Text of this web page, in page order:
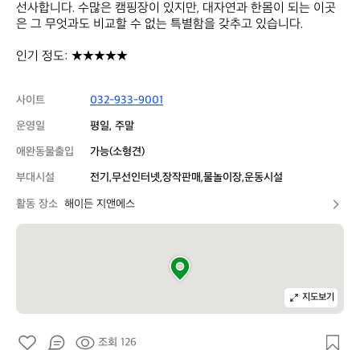
선사합니다. 수많은 캠핑장이 있지만, 대자연과 한몸이 되는 이곳
은 그 무엇과도 비교할 수 없는 특별함을 갖추고 있습니다.
인기 정도: ★★★★★
사이트
032-933-9001
운영일
평일, 주말
애완동물출입
가능(소형견)
부대시설
전기,무선인터넷,장작판매,물놀이장,운동시설
활동 장소 해이든 지앤에스
지도보기
조회 126